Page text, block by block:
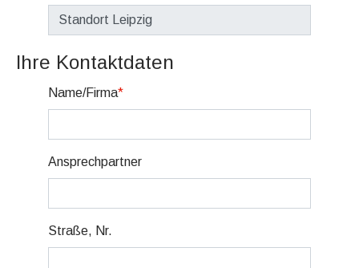
Ihre Kontaktdaten
Name/Firma*
Ansprechpartner
Straße, Nr.